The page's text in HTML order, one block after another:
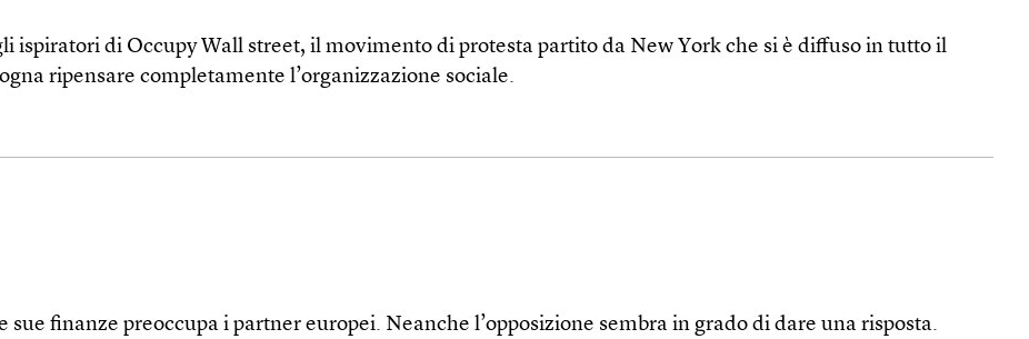
ispiratori di Occupy Wall street, il movimento di protesta partito da New York che si è diffuso in tutto il
ripensare completamente l’organizzazione sociale.
finanze preoccupa i partner europei. Neanche l’opposizione sembra in grado di dare una risposta.